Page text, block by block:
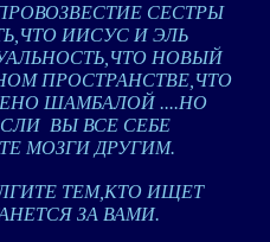
"ПРОВОЗВЕСТИЕ СЕСТРЫ
ИИСУС И ЭЛЬ
НОВЫЙ
ПРОСТРАНСТВЕ,ЧТО
ШАМБАЛОЙ ....НО
ВЫ ВСЕ СЕБЕ
МОЗГИ ДРУГИМ.
ТЕМ,КТО ИЩЕТ
ЗА ВАМИ.